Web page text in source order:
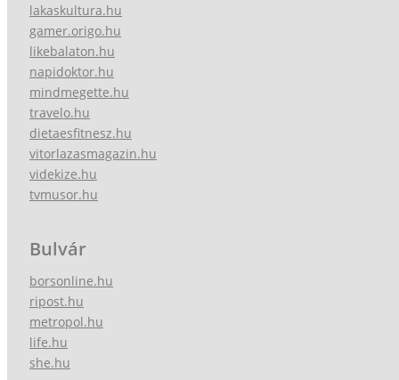
lakaskultura.hu
gamer.origo.hu
likebalaton.hu
napidoktor.hu
mindmegette.hu
travelo.hu
dietaesfitnesz.hu
vitorlazasmagazin.hu
videkize.hu
tvmusor.hu
Bulvár
borsonline.hu
ripost.hu
metropol.hu
life.hu
she.hu